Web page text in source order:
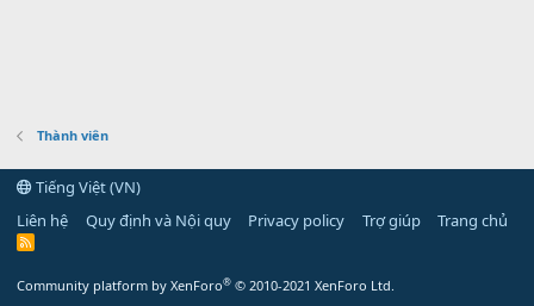
Thành viên
Tiếng Việt (VN)
Liên hệ
Quy định và Nội quy Privacy policy Trợ giúp Trang chủ
R
Community platform by XenForo® © 2010-2021 XenForo Ltd.